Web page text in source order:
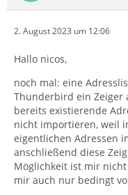
2. August 2023 um 12:06
Hallo nicos,
noch mal: eine
Thunderbird ein Zeiger
bereits existierende
nicht importieren, weil
eigentlichen Adressen
anschließend diese
Möglichkeit ist mir
mir auch nur bedingt